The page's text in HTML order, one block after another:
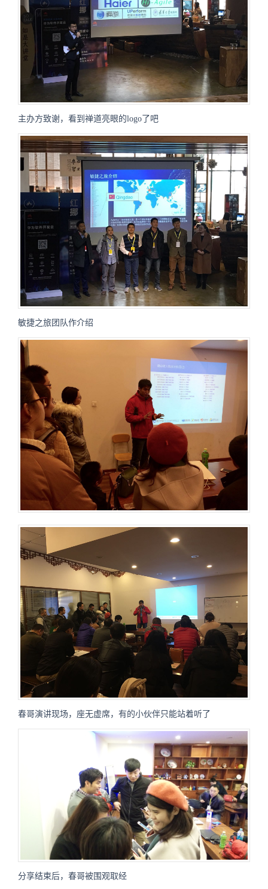
主办方致谢，看到禅道亮眼的logo了吧
敏捷之旅团队作介绍
春哥演讲现场，座无虚席，有的小伙伴只能站着听了
分享结束后，春哥被围观取经